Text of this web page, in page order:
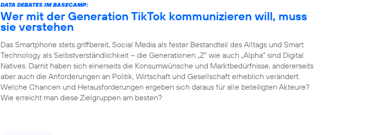
DATA DEBATES IM BASECAMP:
Wer mit der Generation TikTok kommunizieren will, muss
sie verstehen
Das Smartphone stets griffbereit, Social Media als fester Bestandteil des Alltags und Smart
Technology als Selbstverständlichkeit – die Generationen „Z“ wie auch „Alpha“ sind Digital
Natives. Damit haben sich einerseits die Konsumwünsche und Marktbedürfnisse, andererseits
aber auch die Anforderungen an Politik, Wirtschaft und Gesellschaft erheblich verändert.
Welche Chancen und Herausforderungen ergeben sich daraus für alle beteiligten Akteure?
Wie erreicht man diese Zielgruppen am besten?